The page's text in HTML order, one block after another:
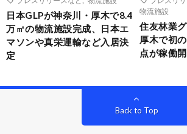
日本GLPが神奈川・厚木で8.4
万㎡の物流施設完成、日本エ
マソンや真栄運輸など入居決
定
物流施設
住友林業
厚木で初
点が稼働
Back to Top